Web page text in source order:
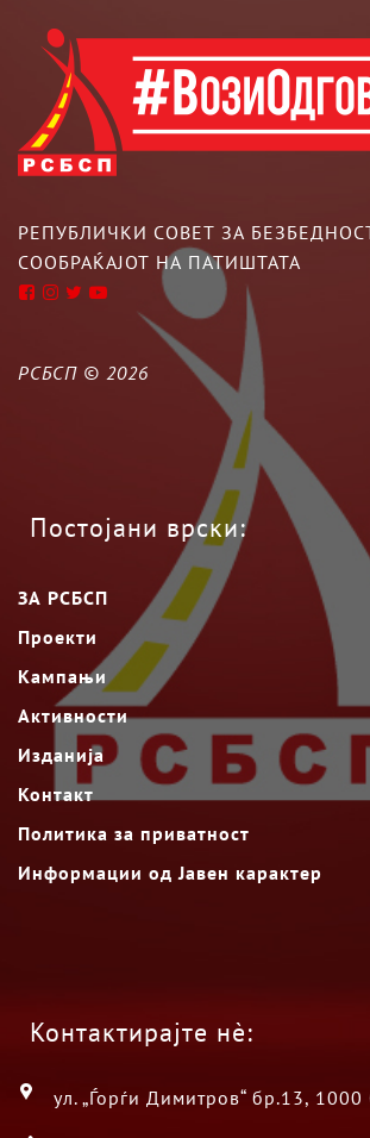
РЕПУБЛИЧКИ СОВЕТ ЗА
СООБРАЌАЈОТ НА ПАТИШТАТА
РСБСП © 2026
Постојани врски:
ЗА РСБСП
Проекти
Кампањи
Активности
Изданија
Контакт
Политика за приватност
Информации од Јавен карактер
Контактирајте нè:
ул. „Ѓорѓи Димитров“ бр.13, 1000